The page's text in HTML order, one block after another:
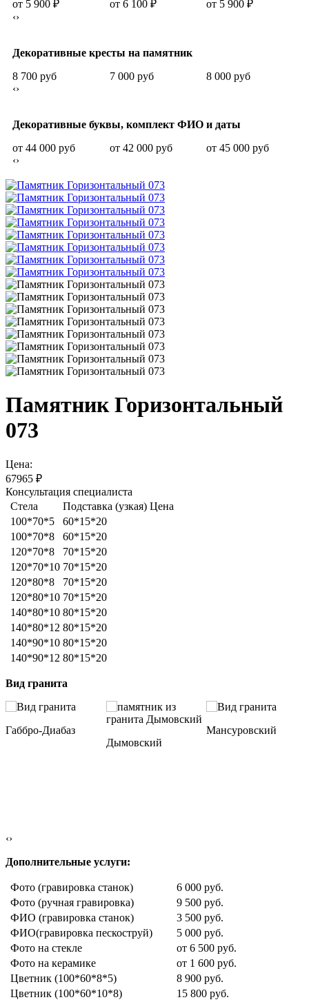
от 5 900 ₽ от 6 100 ₽ от 5 900₽
‹›
Декоративные кресты на памятник
8 700 руб
7 000 руб 8 000 руб
‹›
Декоративные буквы, комплект ФИО и даты
от 44 000 руб
от 42 000 руб от 45 000 руб
‹›
Памятник Горизонтальный
073
Цена:
67965 ₽
Консультация специалиста
Стела
Подставка (узкая) Цена
100*70*5
60*15*20
100*70*8
60*15*20
120*70*8
70*15*20
120*70*10 70*15*20
120*80*8
70*15*20
120*80*10 70*15*20
140*80*10 80*15*20
140*80*12 80*15*20
140*90*10 80*15*20
140*90*12 80*15*20
Вид гранита
Габбро-Диабаз
Дымовский
Мансуровский
‹›
Дополнительные услуги:
Фото (гравировка станок)
6 000 руб.
Фото (ручная гравировка)
9 500 руб.
ФИО (гравировка станок)
3 500 руб.
ФИО(гравировка пескоструй)
5 000 руб.
Фото на стекле
от 6 500 руб.
Фото на керамике
от 1 600 руб.
Цветник (100*60*8*5)
8 900 руб.
Цветник (100*60*10*8)
15 800 руб.